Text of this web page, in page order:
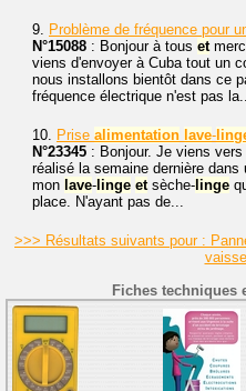
9. Problème de fréquence pour
N°15088 : Bonjour à tous et
viens d'envoyer à Cuba tout un
nous installons bientôt dans ce
fréquence électrique n'est pas
10. Prise alimentation lave-
N°23345 : Bonjour. Je viens
réalisé la semaine dernière
mon lave- linge etsèche- linge
place. N'ayant pas de...
>>> Résultats suivants pour :
Fiches techniques